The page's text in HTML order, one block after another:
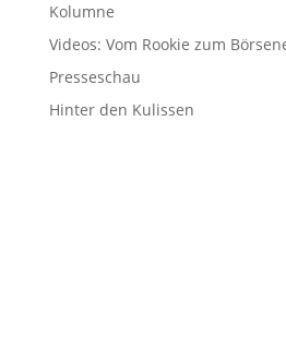
Kolumne
Videos: Vom Rookie zum
Presseschau
Hinter den Kulissen